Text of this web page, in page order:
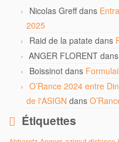
Nicolas Greffdans
2025
Raid de la patate dans
ANGER FLORENT dans
Boissinot dans
O’Rance 2024 entre
de l'ASIGN dans
Étiquettes